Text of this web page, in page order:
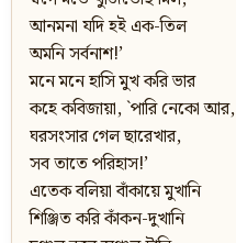
আনমনা যদি হই এক-তিল
অমনি সর্বনাশ!’
মনে মনে হাসি মুখ করি ভার
কহে কবিজায়া, `পারি নেকো আর,
ঘরসংসার গেল ছারেখার,
সব তাতে পরিহাস!’
এতেক বলিয়া বাঁকায়ে মুখানি
শিঞ্জিত করি কাঁকন-দুখানি